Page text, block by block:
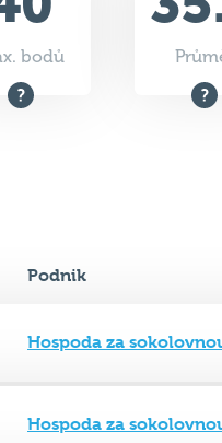
Hospoda za
Hospoda za